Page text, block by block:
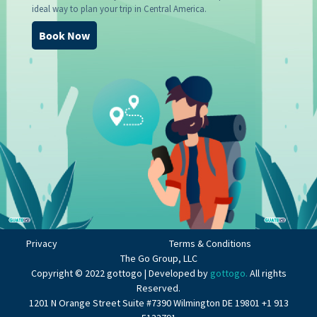
ideal way to plan your trip in Central America.
Book Now
Privacy
Terms & Conditions
The Go Group, LLC
Copyright © 2022 gottogo | Developed by gottogo. All rights
Reserved.
1201 N Orange Street Suite #7390 Wilmington DE 19801 +1 913